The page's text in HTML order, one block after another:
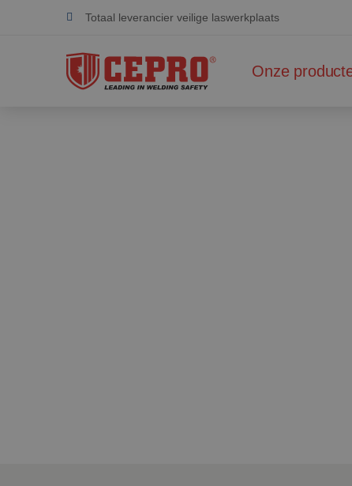
Totaal leverancier veilige laswerkplaats
Toegewijd & flexibel
Gecertificeerde producten
Onze